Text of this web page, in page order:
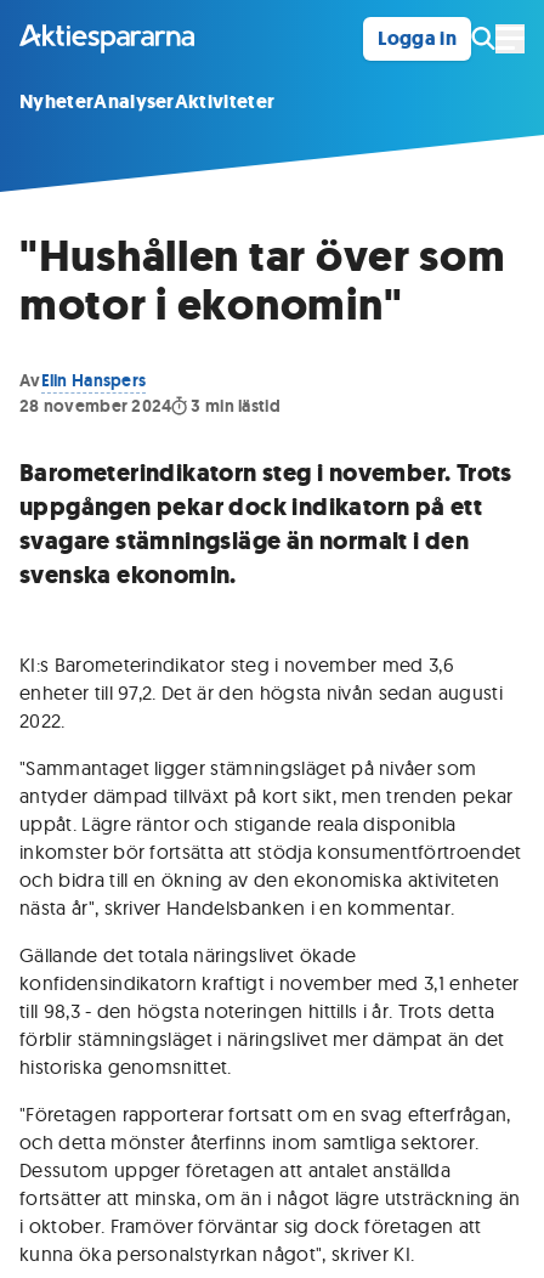
Logga in
NyheterAnalyserAktiviteter
"Hushållen tar över som
motor i ekonomin"
AvElin Hanspers
28 november 2024
3 min lästid
Barometerindikatorn steg i november. Trots
uppgången pekar dock indikatorn på ett
svagare stämningsläge än normalt i den
svenska ekonomin.
KI:s Barometerindikator steg i november med 3,6
enheter till 97,2. Det är den högsta nivån sedan augusti
2022.
"Sammantaget ligger stämningsläget på nivåer som
antyder dämpad tillväxt på kort sikt, men trenden pekar
uppåt. Lägre räntor och stigande reala disponibla
inkomster bör fortsätta att stödja konsumentförtroendet
och bidra till en ökning av den ekonomiska aktiviteten
nästa år", skriver Handelsbanken i en kommentar.
Gällande det totala näringslivet ökade
konfidensindikatorn kraftigt i november med 3,1 enheter
till 98,3 - den högsta noteringen hittills i år. Trots detta
förblir stämningsläget i näringslivet mer dämpat än det
historiska genomsnittet.
"Företagen rapporterar fortsatt om en svag efterfrågan,
och detta mönster återfinns inom samtliga sektorer.
Dessutom uppger företagen att antalet anställda
fortsätter att minska, om än i något lägre utsträckning än
i oktober. Framöver förväntar sig dock företagen att
kunna öka personalstyrkan något", skriver KI.